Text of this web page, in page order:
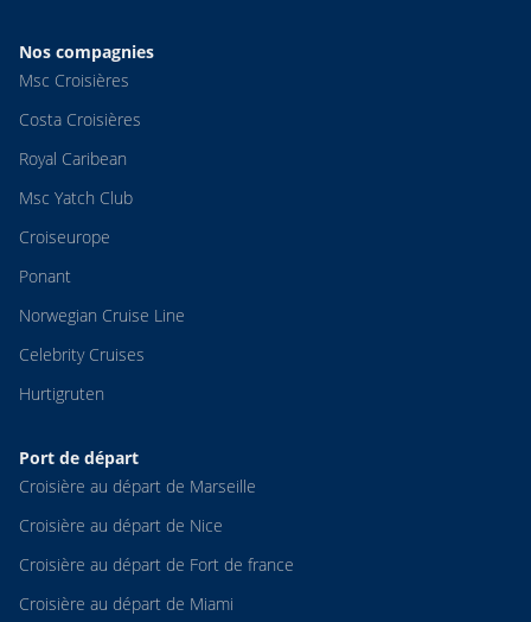
Nos compagnies
Msc Croisières
Costa Croisières
Royal Caribean
Msc Yatch Club
Croiseurope
Ponant
Norwegian Cruise Line
Celebrity Cruises
Hurtigruten
Port de départ
Croisière au départ de Marseille
Croisière au départ de Nice
Croisière au départ de Fort de france
Croisière au départ de Miami